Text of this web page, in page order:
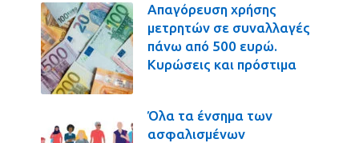
Απαγόρευση χρήσης
μετρητών σε συναλλαγές
πάνω από 500 ευρώ.
Κυρώσεις και πρόστιμα
Όλα τα ένσημα των
ασφαλισμένων